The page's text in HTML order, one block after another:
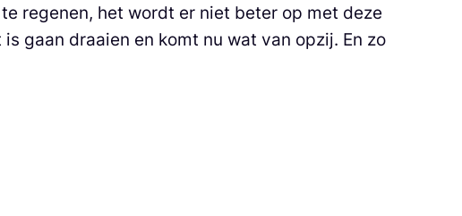
regenen, het wordt er niet beter op met deze
gaan draaien en komt nu wat van opzij. En zo